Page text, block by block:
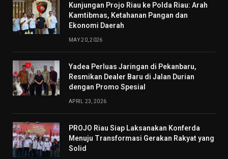
Kunjungan Projo Riau ke Polda Riau: Arah
Kamtibmas, Ketahanan Pangan dan
Ekonomi Daerah
MAY 20, 2026
Yadea Perluas Jaringan di Pekanbaru,
Resmikan Dealer Baru di Jalan Durian
dengan Promo Spesial
APRIL 23, 2026
PROJO Riau Siap Laksanakan Konferda
Menuju Transformasi Gerakan Rakyat yang
Solid